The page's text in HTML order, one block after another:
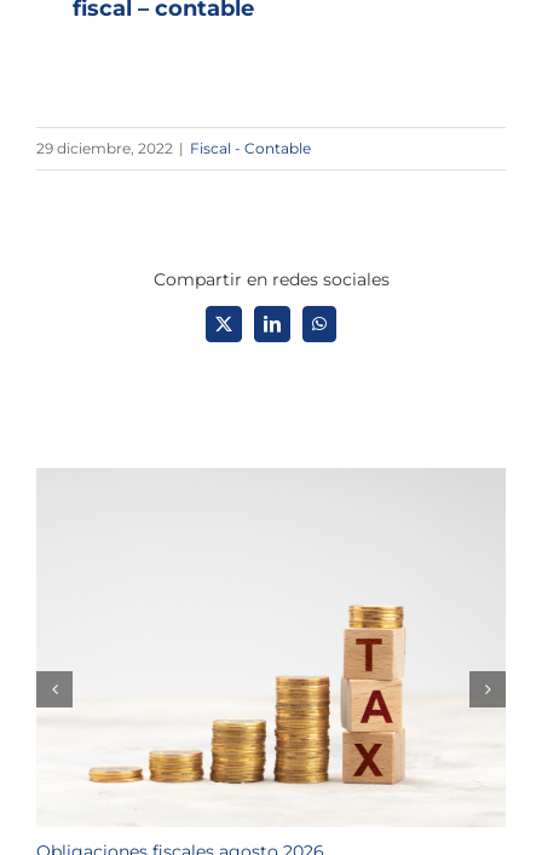
fiscal – contable
29 diciembre, 2022 | Fiscal - Contable
Compartir en redes sociales
X LinkedInWhatsApp